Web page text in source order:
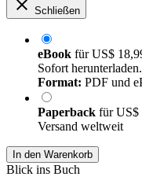
Schließen
eBook fürUS$
Sofort
Format: PDF und
Paperback fürUS$
Versand weltweit
In den Warenkorb
Blick ins Buch